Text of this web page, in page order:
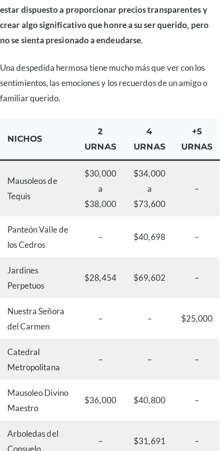
estar dispuesto a proporcionar precios transparentes y
crear algo significativo que honre a su ser querido, pero
no se sienta presionado a endeudarse.
Una despedida hermosa tiene mucho más que ver con los
sentimientos, las emociones y los recuerdos de un amigo o
familiar querido.
NICHOS
2
URNAS
4
URNAS
+5
URNAS
Mausoleos de
Tequis
$30,000
a
$38,000
$34,000
a
$73,600
–
Panteón Valle de
los Cedros
– $40,698 –
Jardines
Perpetuos
$28,454 $69,602 –
Nuestra Señora
del Carmen
– – $25,000
Catedral
Metropolitana
– – –
Mausoleo Divino
Maestro
$36,000 $40,800 –
Arboledas del
Consuelo
– $31,691 –